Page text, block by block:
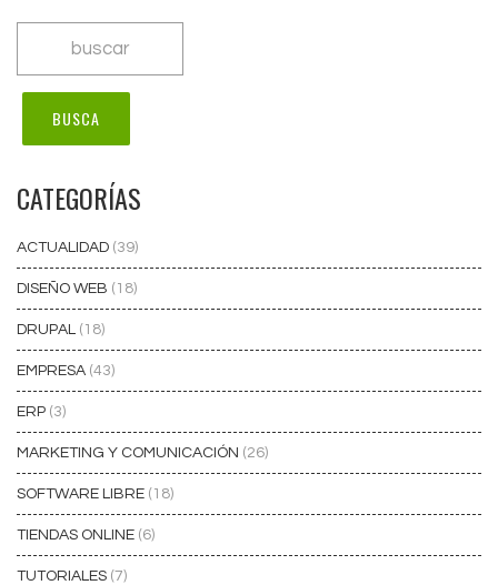
CATEGORÍAS
ACTUALIDAD (39)
DISEÑO WEB (18)
DRUPAL (18)
EMPRESA (43)
ERP (3)
MARKETING Y COMUNICACIÓN (26)
SOFTWARE LIBRE (18)
TIENDAS ONLINE (6)
TUTORIALES (7)